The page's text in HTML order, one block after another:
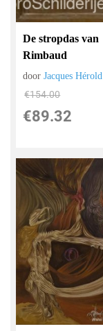
De stropdas van
Rimbaud
doorJacques Hérold
€154.00
€89.32